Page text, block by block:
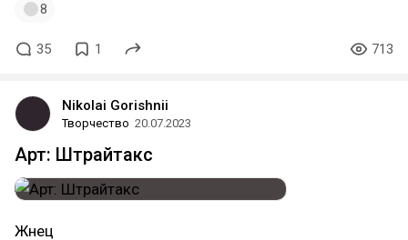
8
35 1 713
Nikolai Gorishnii
Творчество 20.07.2023
Арт: Штрайтакc
Жнец